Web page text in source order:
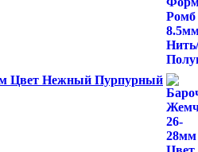
Цвет Нежный Пурпурный